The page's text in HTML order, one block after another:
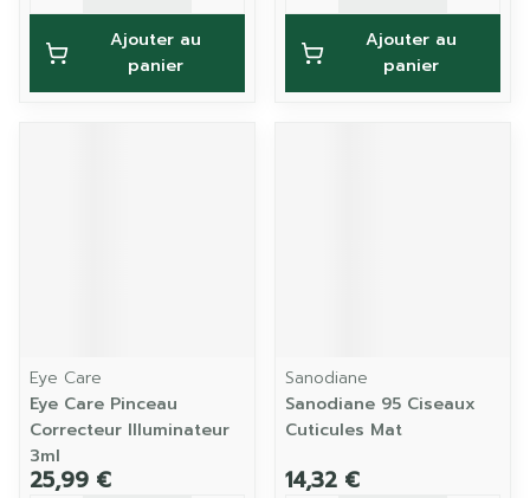
Ajouter au
panier
Ajouter au
panier
Eye Care
Eye Care Pinceau
Correcteur Illuminateur
3ml
25,99 €
Sanodiane
Sanodiane 95 Ciseaux
Cuticules Mat
14,32 €